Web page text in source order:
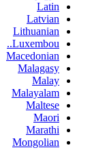
Latin
Latvian
Lithuanian
Luxembou..
Macedonian
Malagasy
Malay
Malayalam
Maltese
Maori
Marathi
Mongolian